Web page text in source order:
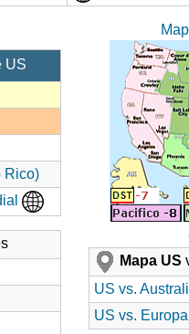
US
Rico)
Mapa US
US vs.
US vs. Europa